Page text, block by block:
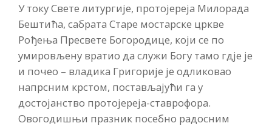
У току Свете литургије, протојереја Милорада
Бештића, сабрата Старе мостарске цркве
Рођења Пресвете Богородице, који се по
умировљену вратио да служи Богу тамо гдје је
и почео – владика Григорије је одликовао
напрсним крстом, постављајући га у
достојанство протојереја-ставрофора.
Овогодишњи празник посебно радосним